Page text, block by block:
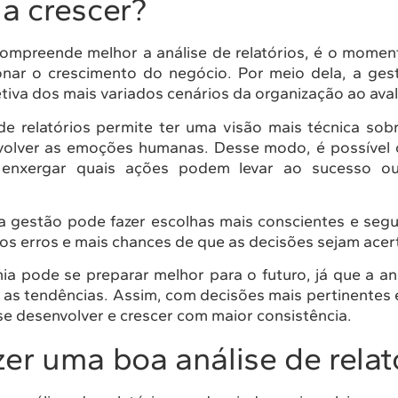
crescer?
melhor a análise de relatórios, é o
o crescimento do negócio. Por meio dela, a
dos mais variados cenários da organização ao
relatórios permite ter uma visão mais técnica
as emoções humanas. Desse modo, é
quais ações podem levar ao sucesso
gestão pode fazer escolhas mais conscientes e
erros e mais chances de que as decisões sejam
pode se preparar melhor para o futuro, já que a
tendências. Assim, com decisões mais pertinentes
desenvolver e crescer com maior consistência.
uma boa análise de